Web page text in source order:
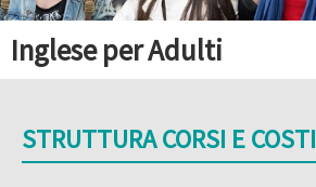
Inglese per Adulti
STRUTTURA CORSI E COSTI